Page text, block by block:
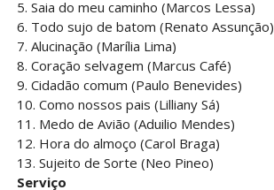
5. Saia do meu caminho (Marcos Lessa)
6. Todo sujo de batom (Renato Assunção)
7. Alucinação (Marília Lima)
8. Coração selvagem (Marcus Café)
9. Cidadão comum (Paulo Benevides)
10. Como nossos pais (Lilliany Sá)
11. Medo de Avião (Aduilio Mendes)
12. Hora do almoço (Carol Braga)
13. Sujeito de Sorte (Neo Pineo)
Serviço